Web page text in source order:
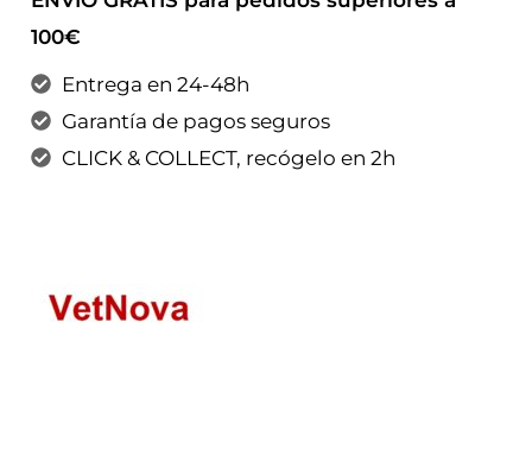
100€
Entrega en 24-48h
Garantía de pagos seguros
CLICK & COLLECT, recógelo en 2h